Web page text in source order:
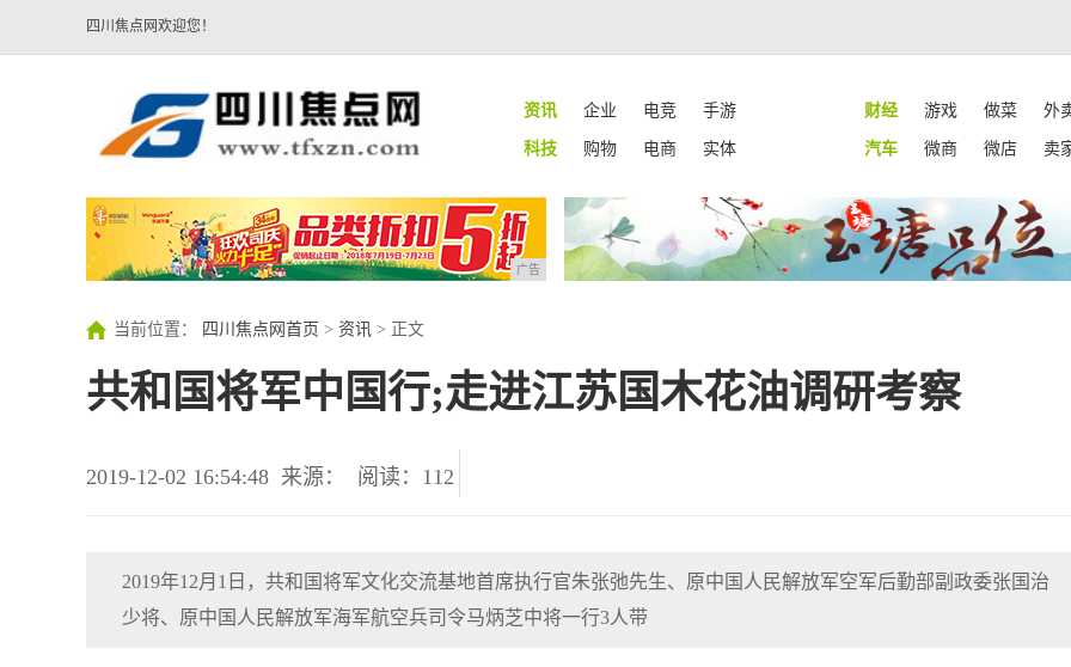
四川焦点网欢迎您！
资讯 企业 电竞 手游 财经 游戏 做菜
外
科技
购物 电商 实体 汽车 微商 微店 卖
广告
当前位置： 四川焦点网首页 > 资讯 > 正文
共和国将军中国行;走进江苏国木花油调研考察
2019-12-02 16:54:48 来源： 阅读：112
2019年12月1日，共和国将军文化交流基地首席执行官朱张弛先生、原中国人民解放军空军后勤部副政委张国治
少将、原中国人民解放军海军航空兵司令马炳芝中将一行3人带